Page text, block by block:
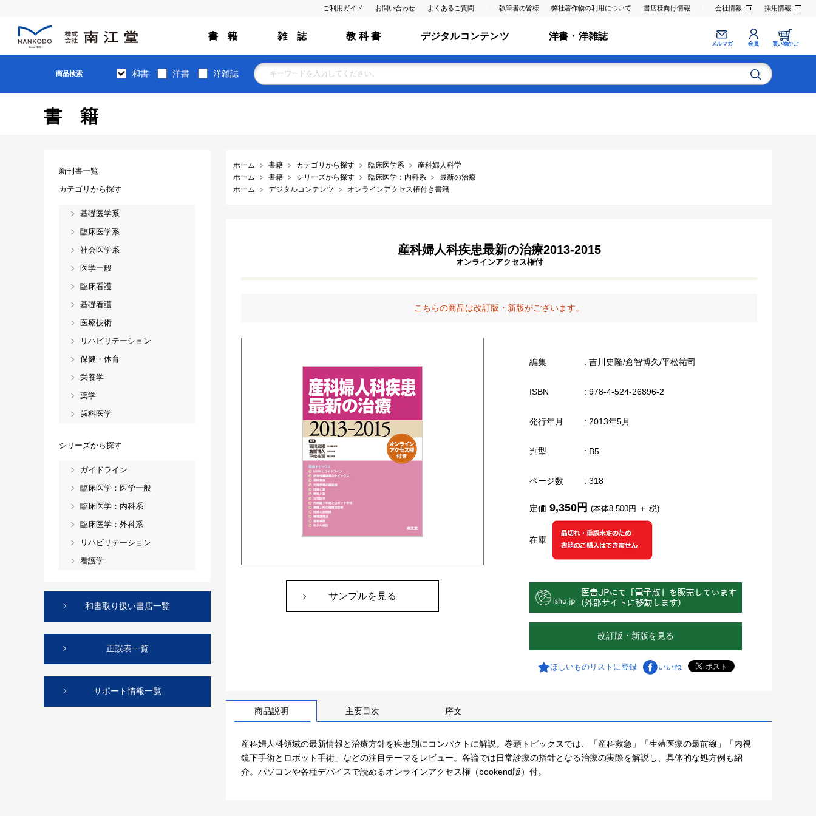
ご利用ガイド お問い合わせ よくあるご質問 執筆者の皆様 弊社著作物の利用について 書店様向け情報 会社情報 採用情報
書 籍 雑 誌 教 科 書 デジタルコンテンツ 洋書・洋雑誌
メルマガ 会員 買い物かご
商品検索 和書 洋書 洋雑誌
書籍
ホーム 書籍 カテゴリから探す 臨床医学系
産科婦人科学
ホーム
書籍 シリーズから探す 臨床医学：内科系
最新の治療
ホーム
デジタルコンテンツ オンラインアクセス権付き書籍
産科婦人科疾患最新の治療2013-2015
オンラインアクセス権付
こちらの商品は改訂版・新版がございます。
サンプルを見る
編集 : 吉川史隆/倉智博久/平松祐司
ISBN : 978-4-524-26896-2
発行年月 : 2013年5月
判型 : B5
ページ数 : 318
在庫
定価 9,350円 (本体8,500円 ＋ 税)
改訂版・新版を見る
ほしいものリストに登録 いいね
商品説明 主要目次 序文
産科婦人科領域の最新情報と治療方針を疾患別にコンパクトに解説。巻頭トピックスでは、「産科救急」「生殖医療の最前線」「内視
鏡下手術とロボット手術」などの注目テーマをレビュー。各論では日常診療の指針となる治療の実際を解説し、具体的な処方例も紹
介。パソコンや各種デバイスで読めるオンラインアクセス権（bookend版）付。
新刊書一覧
カテゴリから探す
基礎医学系
臨床医学系
社会医学系
医学一般
臨床看護
基礎看護
医療技術
リハビリテーション
保健・体育
栄養学
薬学
歯科医学
シリーズから探す
ガイドライン
臨床医学：医学一般
臨床医学：内科系
臨床医学：外科系
リハビリテーション
看護学
和書取り扱い書店一覧
正誤表一覧
サポート情報一覧